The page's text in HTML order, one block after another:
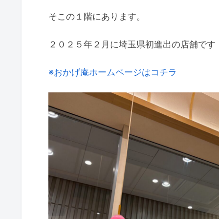
そこの１階にあります。
２０２５年２月に埼玉県初進出の店舗です
※おかげ庵ホームページはコチラ